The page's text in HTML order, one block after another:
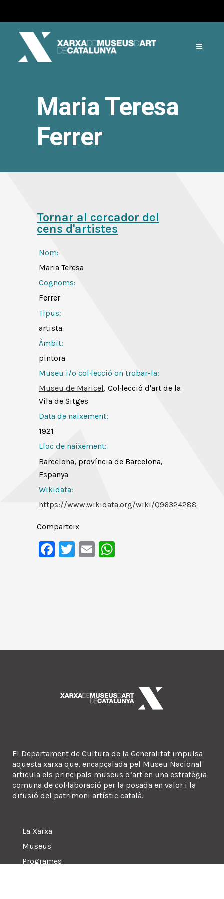
Maria Teresa
Ferrer
Tornar al cercador del
cens d'artistes
Nom:
Maria Teresa
Cognoms:
Ferrer
Tipus:
artista
Àmbit:
pintora
Museu i/o col·lecció on trobar-la:
Museu de Maricel, Col·lecció d'art de la
Vila de Sitges
Data de naixement:
1921
Lloc de naixement:
Barcelona, província de Barcelona,
Espanya
Wikidata:
https://www.wikidata.org/wiki/Q96324288
Comparteix
Facebook
Twitter
Email
El Departament de Cultura de la Generalitat impulsa
aquesta xarxa que, encapçalada pel Museu Nacional
articula els principals museus d’art en una estratègia
comuna de col·laboració per la posada en valor i la
difusió del patrimoni artístic català.
La Xarxa
Museus
Programes